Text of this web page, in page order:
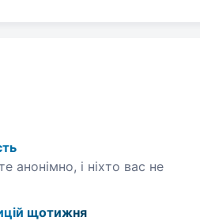
анонімно, і ніхто вас не
щотижня